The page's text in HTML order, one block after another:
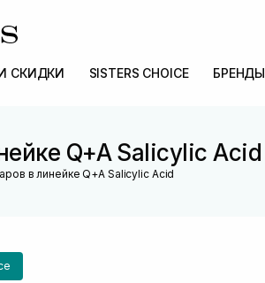
СКИДКИ SISTERS CHOICE БРЕНДЫ
Q+A Salicylic Acid
в линейке Q+A Salicylic Acid